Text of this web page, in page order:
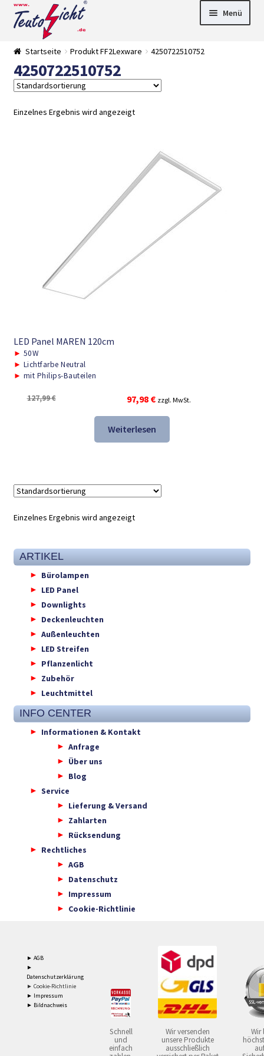
Zur
Navigation
springen
Springe
zum
Menü
►
Startseite Produkt FF2Lexware 4250722510752
4250722510752
Einzelnes Ergebnis wird angezeigt
LED Panel MAREN 120cm
► 50W
► Lichtfarbe Neutral
► mit Philips-Bauteilen
127,99€
Ursprünglicher
Preis
war:
127,99 €
97,98 €Aktueller
Preis
ist:
97,98 €.
zzgl. MwSt.
Weiterlesen
Einzelnes Ergebnis wird angezeigt
ARTIKEL
Bürolampen
LED Panel
Downlights
Deckenleuchten
Außenleuchten
LED Streifen
Pflanzenlicht
Zubehör
Leuchtmittel
INFO CENTER
Informationen & Kontakt
Anfrage
Über uns
Blog
Service
Lieferung & Versand
Zahlarten
Rücksendung
Rechtliches
AGB
Datenschutz
Impressum
Cookie-Richtlinie
► AGB
►
Datenschutzerklärung
► Cookie-Richtlinie
► Impressum
► Bildnachweis
Schnell
und
einfach
Wir versenden
unsere Produkte
ausschließlich
Wir